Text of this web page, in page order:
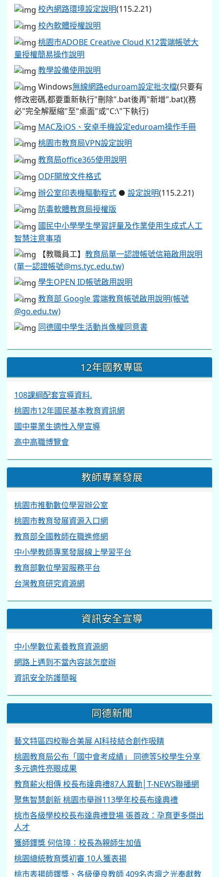
交通安全評鑑
午餐教育網
檔案下載
校內網路環境設定說明 (115.2.21)
校內軟體授權說明
桃園市ADOBE Creative Cloud K12雲端帳號大
量授權簡易操作說明
教學設備使用說明
Windows無線網路eduroam設定批次檔
修改密碼,都要重新執行"刪除".bat後再"新增".bat)(務
必"完全解壓縮"至"桌面"或"C:\"下執行)
MAC及iOS、安卓手機設定eduroam操作手冊
桃園市教育局VPN設定說明
教育局office365使用說明
ODF開放文件格式
辦公室印表機驅動程式●設定說明
防毒軟體教育局授權版
國民中小學學生學習評量及作業使用生成式人工
智慧注意事項
(單一認證帳號@ms.tyc.edu.tw)
學生OPEN ID帳號啟用說明
@go.edu.tw)
同德國中學生活動肖像權同意書
108課綱配套宣導資料.
國中畢業生適性入學宣導
高中高職博覽會
教師專業發展
桃園市教育發展資源入口網
教育部全國教師在職進修網
教育部數位學習服務平台
台灣教育研究資源網
資訊安全宣導
網路上遇到不當內容該怎麼辦
資訊安全防護簡報
同德新聞
藝文特區四校聯合美展 AI科技結合創作吸睛
桃園教育局公布「國中會考成績」 同德等5校學生分享
多元適性亮眼成果
教育薪火相傳 校長布達典禮87人異動│T-NEWS聯播網